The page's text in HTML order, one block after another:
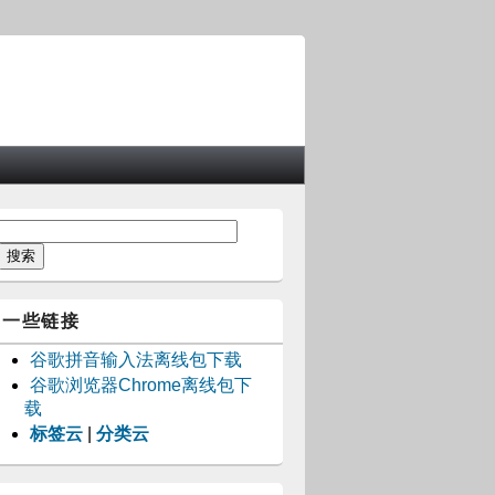
一些链接
谷歌拼音输入法离线包下载
谷歌浏览器Chrome离线包下
载
标签云
分类云